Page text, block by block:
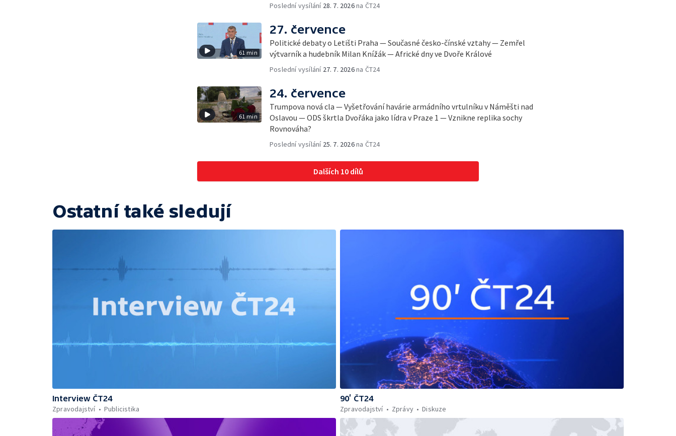
Poslední vysílání 28. 7. 2026na ČT24
61 min
27. července
Politické debaty o Letišti Praha — Současné česko-čínské vztahy — Zemřel
výtvarník a hudebník Milan Knížák — Africké dny ve Dvoře Králové
Poslední vysílání 27. 7. 2026na ČT24
61 min
24. července
Trumpova nová cla — Vyšetřování havárie armádního vrtulníku v Náměšti nad
Oslavou — ODS škrtla Dvořáka jako lídra v Praze 1 — Vznikne replika sochy
Rovnováha?
Poslední vysílání 25. 7. 2026na ČT24
Dalších 10 dílů
Ostatní také sledují
Interview ČT24
Zpravodajství
Publicistika
90’ ČT24
Zpravodajství
Zprávy Diskuze